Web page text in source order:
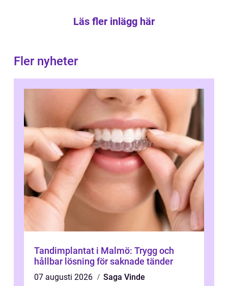
Läs fler inlägg här
Fler nyheter
Tandimplantat i Malmö: Trygg och
hållbar lösning för saknade tänder
07 augusti 2026
Saga Vinde